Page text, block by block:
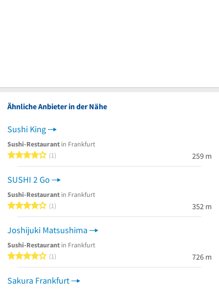
Ähnliche Anbieter in der Nähe
Sushi King
Sushi-Restaurant in Frankfurt
4 von 5 Sternen
1 259 m
SUSHI 2 Go
Sushi-Restaurant in Frankfurt
4 von 5 Sternen
1 352 m
Joshijuki Matsushima
Sushi-Restaurant in Frankfurt
4 von 5 Sternen
1 726 m
Sakura Frankfurt